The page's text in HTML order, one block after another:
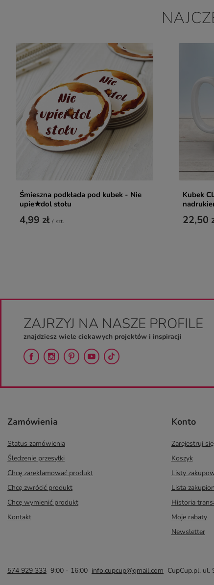
Śmieszna podkłada pod kubek - Nie
upie★dol stołu
4,99 zł / szt.
Kubek
22,50
ZAJRZYJ NA NASZE PROFILE
znajdziesz wiele ciekawych projektów i inspiracji
Zamówienia
Status zamówienia
Śledzenie przesyłki
Chcę zareklamować produkt
Chcę zwrócić produkt
Chcę wymienić produkt
Kontakt
Konto
Zarejestruj się
Koszyk
Listy
Lista
Historia
Moje rabaty
Newsletter
574 929 333 9:00 - 16:00 info.cupcup@gmail.com CupCup.pl, ul.